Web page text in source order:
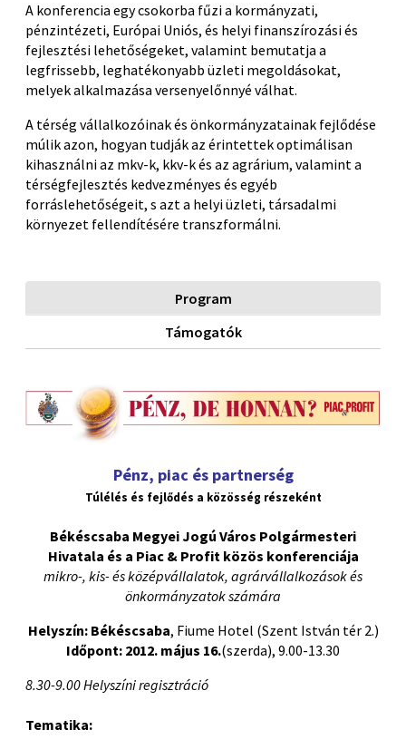
A konferencia egy csokorba fűzi a kormányzati,
pénzintézeti, Európai Uniós, és helyi finanszírozási és
fejlesztési lehetőségeket, valamint bemutatja a
legfrissebb, leghatékonyabb üzleti megoldásokat,
melyek alkalmazása versenyelőnnyé válhat.
A térség vállalkozóinak és önkormányzatainak fejlődése
múlik azon, hogyan tudják az érintettek optimálisan
kihasználni az mkv-k, kkv-k és az agrárium, valamint a
térségfejlesztés kedvezményes és egyéb
forráslehetőségeit, s azt a helyi üzleti, társadalmi
környezet fellendítésére transzformálni.
Program
Támogatók
Pénz, piac és partnerség
Túlélés és fejlődés a közösség részeként
Békéscsaba Megyei Jogú Város Polgármesteri
Hivatala és a Piac & Profit közös konferenciája
mikro-, kis- és középvállalatok, agrárvállalkozások és
önkormányzatok számára
Helyszín: Békéscsaba, Fiume Hotel (Szent István tér 2.)
Időpont: 2012. május 16.(szerda), 9.00-13.30
8.30-9.00 Helyszíni regisztráció
Tematika: